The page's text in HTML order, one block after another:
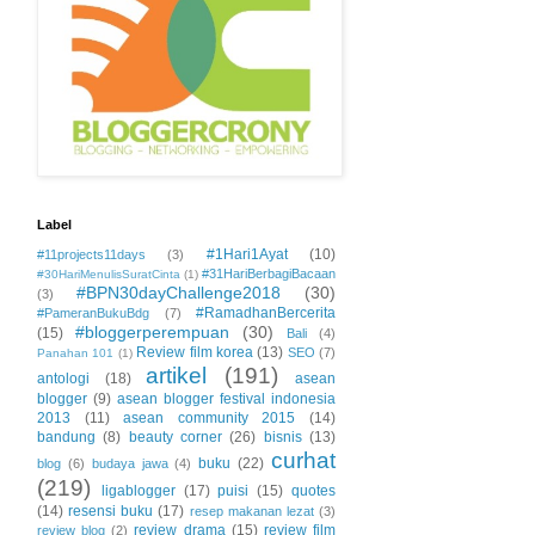
Label
#11projects11days (3) #1Hari1Ayat (10)
#30HariMenulisSuratCinta (1) #31HariBerbagiBacaan
(3)
#BPN30dayChallenge2018 (30)
#PameranBukuBdg (7)
#RamadhanBercerita
(15)
#bloggerperempuan (30) Bali (4)
Panahan 101 (1) Review film korea (13) SEO (7)
antologi (18) artikel (191)
asean
blogger (9) asean blogger festival indonesia
2013
(11) asean community 2015
(14)
bandung (8) beauty corner (26) bisnis (13)
blog (6) budaya jawa (4) buku (22) curhat
(219)
ligablogger (17) puisi (15) quotes
(14) resensi buku (17) resep makanan lezat (3)
review blog (2) review drama (15) review film